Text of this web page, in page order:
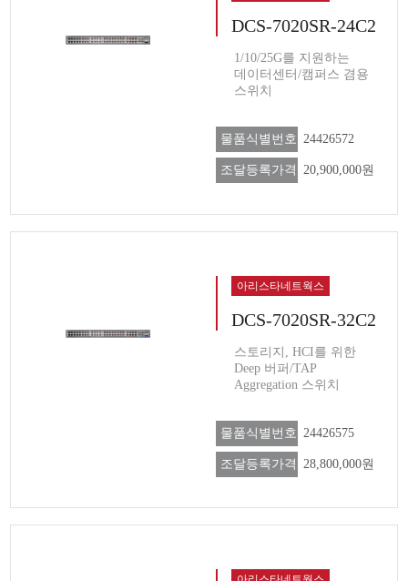
DCS-7020SR-24C2
1/10/25G를 지원하는
데이터센터/캠퍼스 겸용
스위치
물품식별번호 24426572
조달등록가격 20,900,000원
아리스타네트웍스
DCS-7020SR-32C2
스토리지, HCI를 위한
Deep 버퍼/TAP
Aggregation 스위치
물품식별번호 24426575
조달등록가격 28,800,000원